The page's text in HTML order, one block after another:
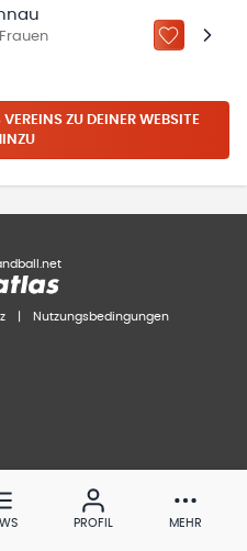
ZU „MEINE
ZU DEINER WEBSITE
Nutzungsbedingungen
PROFIL MEHR